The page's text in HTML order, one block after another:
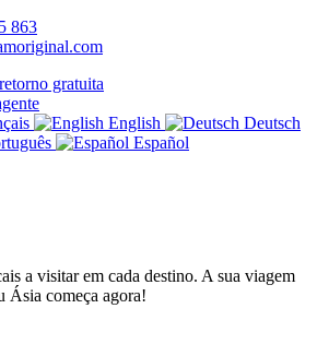
863
gratuita
English
Deutsch
Español
a visitar em cada destino. A sua viagem
Ásia começa agora!